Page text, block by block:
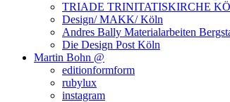
TRIADE TRINITATISKIRCHE
Design/ MAKK/ Köln
Andres Bally Materialarbeiten
Die Design Post Köln
Martin Bohn @
editionformform
rubylux
instagram